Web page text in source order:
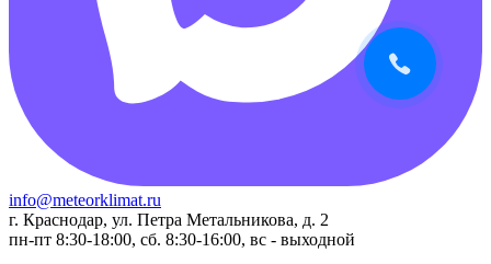
info@meteorklimat.ru
г. Краснодар, ул. Петра Метальникова, д. 2
пн-пт 8:30-18:00, сб. 8:30-16:00, вс - выходной